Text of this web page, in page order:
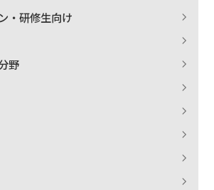
・研修生向け
野